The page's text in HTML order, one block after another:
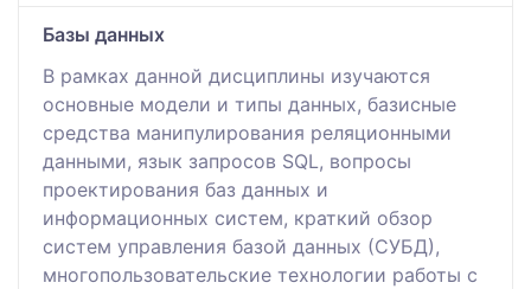
Базы данных
В рамках данной дисциплины изучаются
основные модели и типы данных, базисные
средства манипулирования реляционными
данными, язык запросов SQL, вопросы
проектирования баз данных и
информационных систем, краткий обзор
систем управления базой данных (СУБД),
многопользовательские технологии работы с